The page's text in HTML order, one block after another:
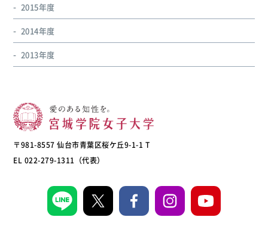
2015年度
2014年度
2013年度
〒981-8557 仙台市青葉区桜ケ丘9-1-1 T
EL 022-279-1311（代表）